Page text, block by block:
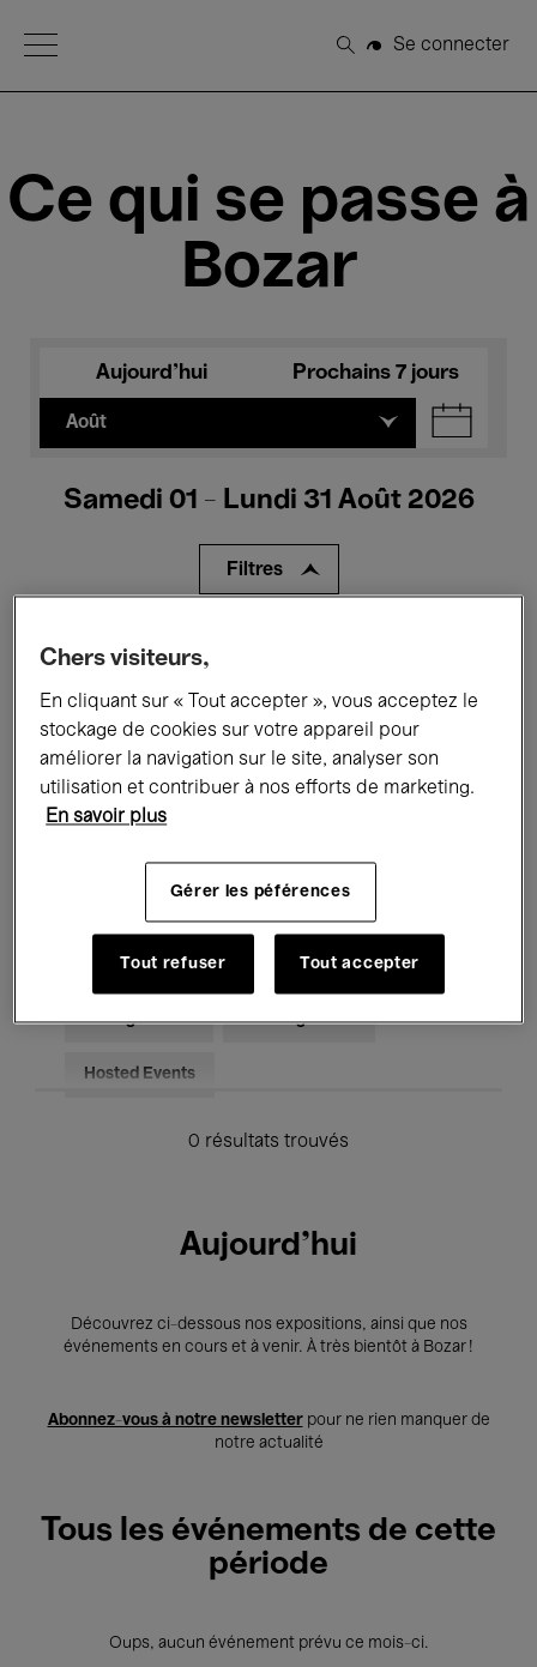
Open Menu
Rechercher
Se connecter
Ce qui se passe à
Bozar
Aujourd'hui Prochains 7 jours
Août
Samedi 01 - Lundi 31 Août 2026
Filtres
Tous les événements
Expositions Films Performances
Rencontres & Débats Jazz
Musique classique
Musique électronique
Pour tous Kids’ Palace
Enseignement Visites guidées
Hosted Events
0 résultats trouvés
Aujourd'hui
Découvrez ci-dessous nos expositions, ainsi que nos
événements en cours et à venir. À très bientôt à Bozar !
Abonnez-vous à notre newsletterpour ne rien manquer de
notre actualité
Tous les événements de cette
période
Oups, aucun événement prévu ce mois-ci.
Chers visiteurs,
En cliquant sur « Tout accepter », vous acceptez le
stockage de cookies sur votre appareil pour
améliorer la navigation sur le site, analyser son
utilisation et contribuer à nos efforts de marketing.
En savoir plus
Gérer les péférences
Tout refuser Tout accepter